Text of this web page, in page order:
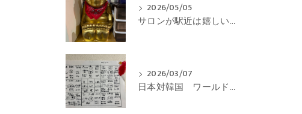
2026/05/05
サロンが駅近は嬉しいが、こんな日は美観地区や駅付近は渋滞です/こどもの日
2026/03/07
日本対韓国 ワールドベースボールクラシックの放送